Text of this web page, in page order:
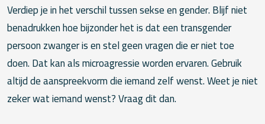
Verdiep je in het verschil tussen sekse en gender. Blijf niet
benadrukken hoe bijzonder het is dat een transgender
persoon zwanger is en stel geen vragen die er niet toe
doen. Dat kan als microagressie worden ervaren. Gebruik
altijd de aanspreekvorm die iemand zelf wenst. Weet je niet
zeker wat iemand wenst? Vraag dit dan.